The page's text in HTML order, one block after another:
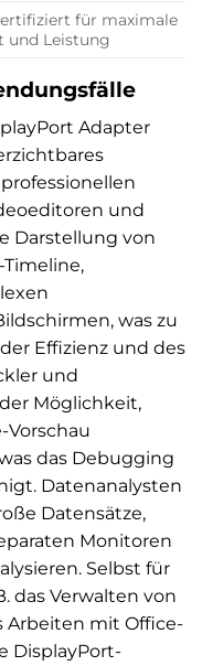
für maximale
und Leistung
Adapter
und
Darstellung von
was zu
Effizienz und des
und
Möglichkeit,
das Debugging
Datenanalysten
Datensätze,
Monitoren
Selbst für
das Verwalten von
Arbeiten mit Office-
DisplayPort-